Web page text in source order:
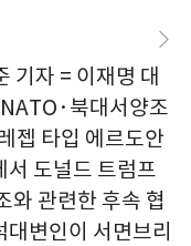
기자 = 이재명 대
북대서양조
젭 타입 에르도안
서 도널드 트럼프
와 관련한 후속 협
변인이 서면브리